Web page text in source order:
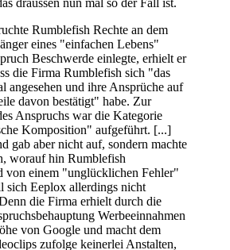
draussen nun mal so der Fall ist.
Rumblefish Rechte an dem
eines "einfachen Lebens"
Beschwerde einlegte, erhielt er
die Firma Rumblefish sich "das
angesehen und ihre Ansprüche auf
davon bestätigt" habe. Zur
Anspruchs war die Kategorie
Komposition" aufgeführt. [...]
gab aber nicht auf, sondern machte
worauf hin Rumblefish
von einem "unglücklichen Fehler"
sich Eeplox allerdings nicht
die Firma erhielt durch die
Werbeeinnahmen
von Google und macht dem
zufolge keinerlei Anstalten,